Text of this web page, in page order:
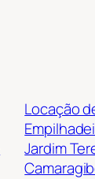
Locação
Jardim